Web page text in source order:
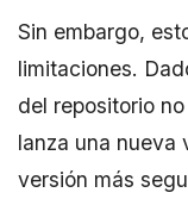
Sin embargo,
limitaciones.
del repositorio
lanza una nueva
versión más